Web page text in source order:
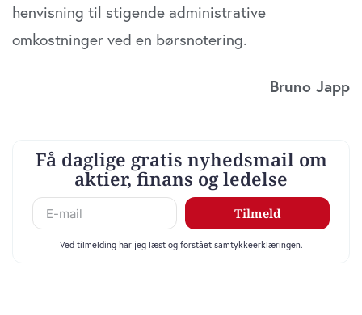
henvisning til stigende administrative
omkostninger ved en børsnotering.
Bruno Japp